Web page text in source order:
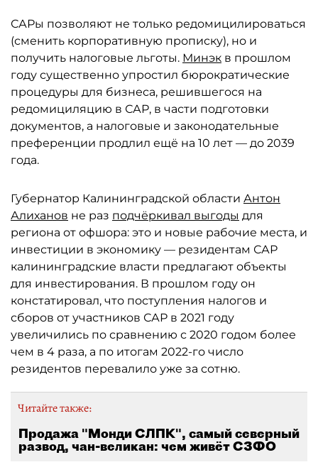
САРы позволяют не только редомицилироваться
(сменить корпоративную прописку), но и
получить налоговые льготы. Минэк в прошлом
году существенно упростил бюрократические
процедуры для бизнеса, решившегося на
редомициляцию в САР, в части подготовки
документов, а налоговые и законодательные
преференции продлил ещё на 10 лет — до 2039
года.
Губернатор Калининградской области Антон
Алиханов не раз подчёркивал выгоды для
региона от офшора: это и новые рабочие места, и
инвестиции в экономику — резидентам САР
калининградские власти предлагают объекты
для инвестирования. В прошлом году он
констатировал, что поступления налогов и
сборов от участников САР в 2021 году
увеличились по сравнению с 2020 годом более
чем в 4 раза, а по итогам 2022-го число
резидентов перевалило уже за сотню.
Читайте также:
Продажа "Монди СЛПК", самый северный
развод, чан-великан: чем живёт СЗФО